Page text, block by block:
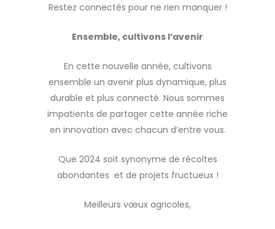
Restez connectés pour ne rien manquer !
Ensemble, cultivons l’avenir
En cette nouvelle année, cultivons
ensemble un avenir plus dynamique, plus
durable et plus connecté. Nous sommes
impatients de partager cette année riche
en innovation avec chacun d’entre vous.
Que 2024 soit synonyme de récoltes
abondantes et de projets fructueux !
Meilleurs vœux agricoles,